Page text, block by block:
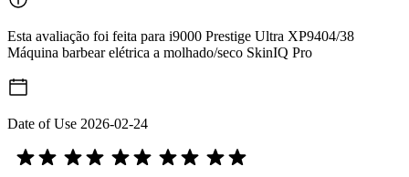
Esta avaliação foi feita para i9000 Prestige Ultra XP9404/38
Máquina barbear elétrica a molhado/seco SkinIQ Pro
Date of Use 2026-02-24